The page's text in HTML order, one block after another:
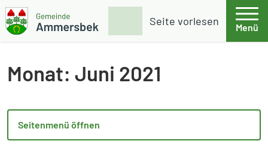
Weiter zum Inhalt
Skip to footer
Seite vorlesen
Suche
Menü
Monat: Juni 2021
Seitenmenü öffnen